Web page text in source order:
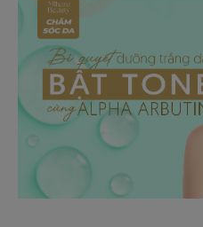
0799 33 86 88